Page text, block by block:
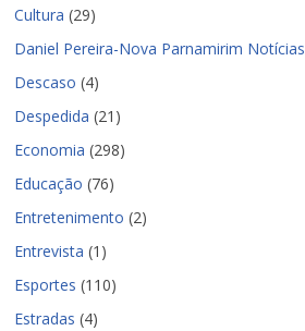
Cultura (29)
Daniel Pereira-Nova Parnamirim Notícias
Descaso (4)
Despedida (21)
Economia (298)
Educação (76)
Entretenimento (2)
Entrevista (1)
Esportes (110)
Estradas (4)